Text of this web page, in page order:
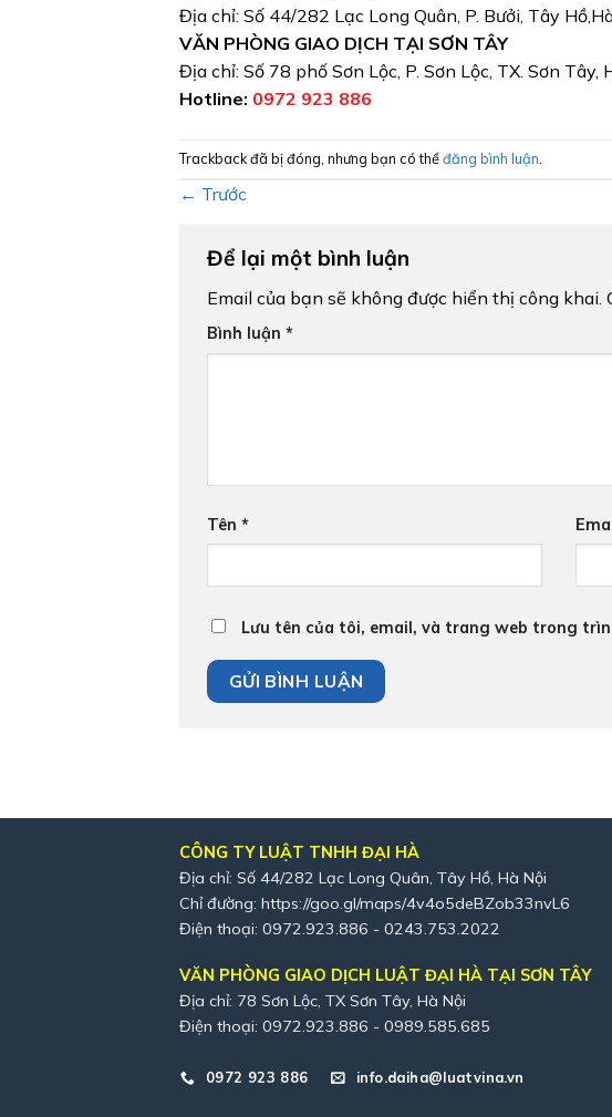
Địa chỉ: Số 44/282 Lạc Long Quân, P. Bưởi, Tây
VĂN PHÒNG GIAO DỊCH TẠI SƠN TÂY
Địa chỉ: Số 78 phố Sơn Lộc, P. Sơn Lộc, TX. Sơn Tây,
Hotline: 0972 923 886
Trackback đã bị đóng, nhưng bạn có thểđăng bình luận
← Trước
Để lại một bình luận
Email của bạn sẽ không được hiển thị công khai.
Bình luận *
Tên *
Lưu tên của tôi, email, và trang web trong
CÔNG TY LUẬT TNHH ĐẠI HÀ
Địa chỉ: Số 44/282 Lạc Long Quân, Tây Hồ, Hà Nội
Chỉ đường: https://goo.gl/maps/4v4o5deBZob33nvL6
Điện thoại: 0972.923.886 - 0243.753.2022
VĂN PHÒNG GIAO DỊCH LUẬT ĐẠI HÀ TẠI SƠN TÂY
Địa chỉ: 78 Sơn Lộc, TX Sơn Tây, Hà Nội
Điện thoại: 0972.923.886 - 0989.585.685
0972 923 886 info.daiha@luatvina.vn